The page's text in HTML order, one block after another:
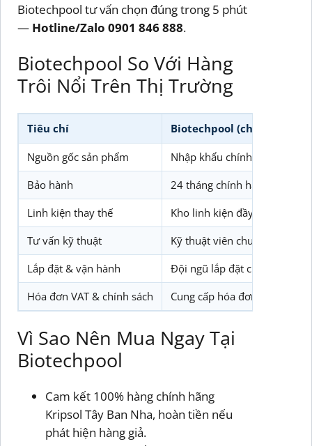
Biotechpool tư vấn chọn đúng trong 5 phút
— Hotline/Zalo 0901 846 888.
Biotechpool So Với Hàng
Trôi Nổi Trên Thị Trường
Tiêu chí Biotechpool (chính hãng)
Nguồn gốc sản phẩm Nhập khẩu chính hãng
Bảo hành 24 tháng chính hãng, bảo trì
Linh kiện thay thế Kho linh kiện đầy đủ, chính
Tư vấn kỹ thuật Kỹ thuật viên chuyên sâu,
Lắp đặt & vận hành Đội ngũ lắp đặt chuyên
Hóa đơn VAT & chính sách Cung cấp hóa đơn VAT,
Vì Sao Nên Mua Ngay Tại
Biotechpool
Cam kết 100% hàng chính hãng
Kripsol Tây Ban Nha, hoàn tiền nếu
phát hiện hàng giả.